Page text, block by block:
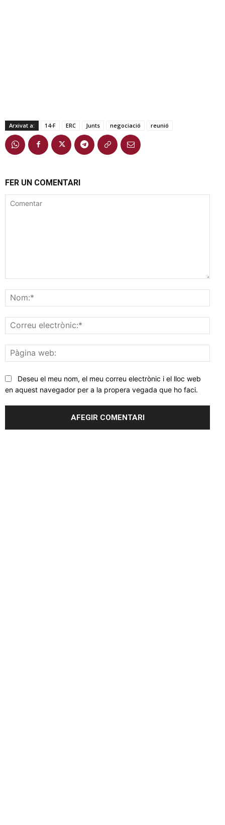
Arxivat a: 14-F ERC Junts negociació reunió
FER UN COMENTARI
web:
Deseu el meu nom, el meu correu electrònic i el lloc web
en aquest navegador per a la propera vegada que ho faci.